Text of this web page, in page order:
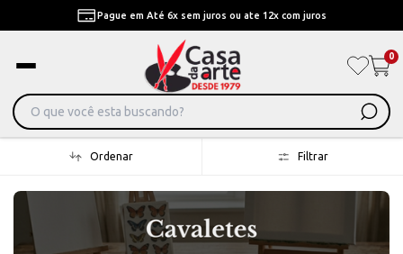
Pague em Até 6x sem juros ou ate 12x com juros
0
Ordenar Filtrar